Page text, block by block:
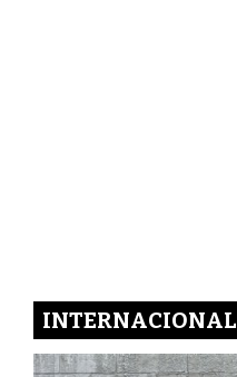
INTERNACIONAL